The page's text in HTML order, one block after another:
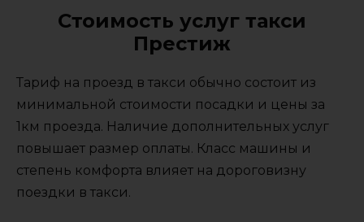
Стоимость услуг такси
Престиж
Тариф на проезд в такси обычно состоит из
минимальной стоимости посадки и цены за
1км проезда. Наличие дополнительных услуг
повышает размер оплаты. Класс машины и
степень комфорта влияет на дороговизну
поездки в такси.